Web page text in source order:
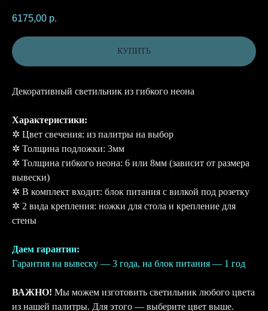
6175,00 р.
КУПИТЬ
Декоративный светильник из гибкого неона
Характеристики:
✲ Цвет свечения: из палитры на выбор
✲ Толщина подложки: 3мм
✲ Толщина гибкого неона: 6 или 8мм (зависит от размера
вывески)
✲ В комплект входит: блок питания с вилкой под розетку
✲ 2 вида крепления: ножки для стола и крепление для
стены
Даем гарантии:
Гарантия на вывеску — 3 года, на блок питания — 1 год
ВАЖНО! Мы можем изготовить светильник любого цвета
из нашей палитры. Для этого — выберите цвет выше.